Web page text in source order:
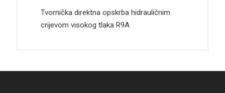
Tvornička direktna opskrba hidrauličnim
crijevom visokog tlaka R9A